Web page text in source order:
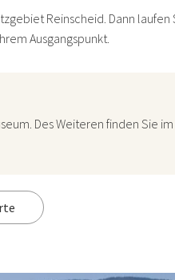
Reinscheid. Dann laufen
Ausgangspunkt.
. Des Weiteren finden Sie